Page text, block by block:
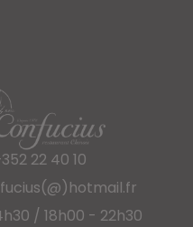
22 40 10
/ 18h00 - 22h30